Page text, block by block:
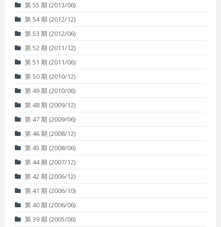
第 55 期 (2013/06)
第 54 期 (2012/12)
第 53 期 (2012/06)
第 52 期 (2011/12)
第 51 期 (2011/06)
第 50 期 (2010/12)
第 49 期 (2010/06)
第 48 期 (2009/12)
第 47 期 (2009/06)
第 46 期 (2008/12)
第 45 期 (2008/06)
第 44 期 (2007/12)
第 42 期 (2006/12)
第 41 期 (2006/10)
第 40 期 (2006/06)
第 39 期 (2005/06)